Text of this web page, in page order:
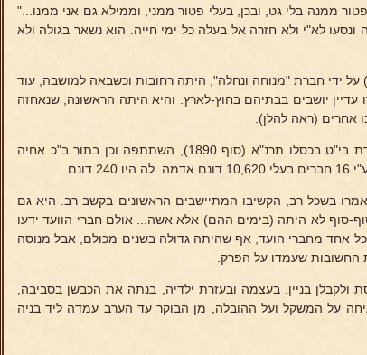
ממנה בלי גט, ובכן, בעלי פטור ממני, וממילא גם אני ממנו..."
לא"י ולא חזרה אל בעלה כל ימי חייה. הוא נשאר בגולה ולא
המושבה אשר נוסדה ביום ט"ו אב תר"ן (1890) על ידי חברת "מנוחה ונחלה", היתה רחובות וכשבאה למושבה, עוד
עדיין יושבים בבתיהם בחוץ-לארץ. והיא היתה הראשונה, שנאחזה
אחרים (ראה להלן).
1890), השתתפה וכן בתור ב"כ אחיה
בשכל רב, הקשיבו המתיישבים הראשונים בקשב רב. היא גם
סוף לא היתה (בימים ההם) אלא אשה... אולם חברי הוועד ידעו
אחד מחברי הועד, אף שהיתה גדולה בשנים מכולם, אבל מנוסה
החשובות שעמדו על הפרק.
ולקבלן בניין. בעצמה ובעזרת ילדיה, בנתה את הכבשן בסביבה,
על המשקל ועל ההובלה, מן הבוקר עד הערב עמדה ליד בניה